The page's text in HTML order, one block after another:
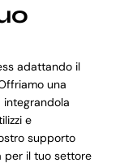
adattando il
una
integrandola
e
supporto
per il tuo settore